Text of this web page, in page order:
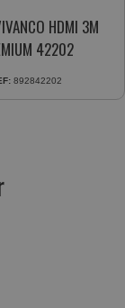
HDMI 3M
42202
892842202